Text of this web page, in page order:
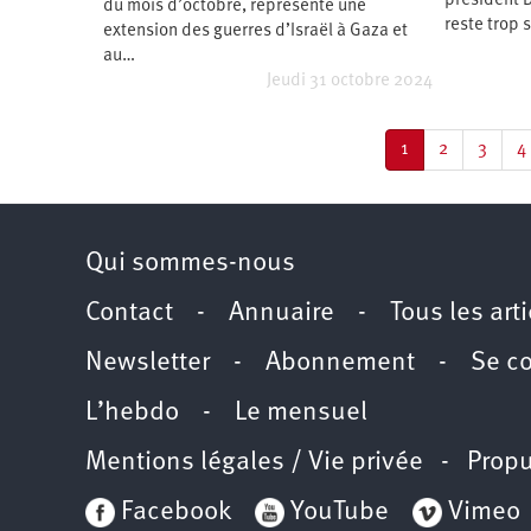
du mois d’octobre, représente une
extension des guerres d’Israël à Gaza et
au…
Jeudi 31 octobre 2024
reste trop
Page
courante
1 Page
2 Page
3 4
Qui sommes-nous
Contact - Annuaire - Tous les
Newsletter- Abonnement - Se
L’hebdo - Le mensuel
Mentions légales / Vie privée -
Facebook
YouTube Vimeo